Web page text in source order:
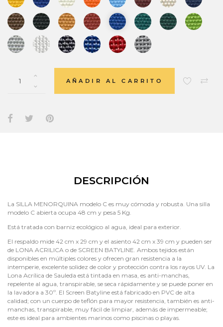
AÑADIR AL CARRITO
DESCRIPCIÓN
La SILLA MENORQUINA modelo C es muy cómoda y robusta. Una silla
modelo C abierta ocupa 48 cm y pesa 5 Kg.
Está tratada con barniz ecológico al agua, ideal para exterior.
El respaldo mide 42 cm x 29 cm y el asiento 42 cm x 39 cm y pueden ser
de LONA ACRILICA o de SCREEN BATYLINE. Ambos tejidos están
disponibles en múltiples colores y ofrecen gran resistencia a la
intemperie, excelente solidez de color y protección contra los rayos UV. La
Lona Acrílica de Sauleda está tintada en masa, es anti-manchas,
repelente al agua, transpirable, se seca rápidamente y se puede poner en
la lavadora a 30º. El Screen Batyline está fabricado en PVC de alta
calidad; con un cuerpo de teflón para mayor resistencia, también es anti-
manchas, transpirable, muy fácil de limpiar, además de impermeable;
este es ideal para ambientes marinos como piscinas o playas.